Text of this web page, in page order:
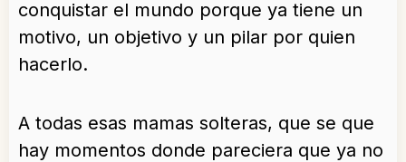
conquistar el mundo porque ya tiene un
motivo, un objetivo y un pilar por quien
hacerlo.
A todas esas mamas solteras, que se que
hay momentos donde pareciera que ya no